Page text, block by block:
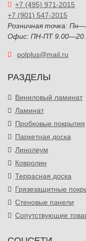
+7 (495) 971-2015
+7 (901) 547-2015
Розничная точка:
Офис: ПН-ПТ
polplus@mail.ru
РАЗДЕЛЫ
Виниловый ламинат
Ламинат
Пробковые покрытия
Паркетная доска
Линолеум
Ковролин
Террасная доска
Грязезащитные
Стеновые панели
Сопутствующие